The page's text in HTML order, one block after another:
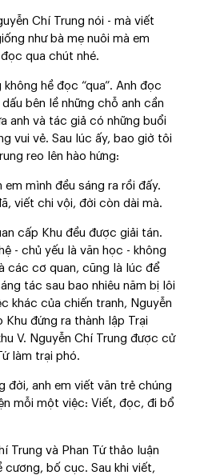
Chí Trung nói - mà viết
như bà mẹ nuôi mà em
qua chút nhé.
hề đọc “qua”. Anh đọc
bên lề những chỗ anh cần
anh và tác giả có những buổi
vui vẻ. Sau lúc ấy, bao giờ tôi
reo lên hào hứng:
mình đều sáng ra rồi đấy.
viết chi vội, đời còn dài mà.
cấp Khu đều được giải tán.
- chủ yếu là văn học - không
các cơ quan, cũng là lúc để
tác sau bao nhiêu năm bị lôi
khác của chiến tranh, Nguyễn
Khu đứng ra thành lập Trại
V. Nguyễn Chí Trung được cử
làm trại phó.
đời, anh em viết văn trẻ chúng
mỗi một việc: Viết, đọc, đi bổ
Trung và Phan Tứ thảo luận
bố cục. Sau khi viết,